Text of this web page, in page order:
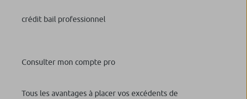
crédit bail professionnel
Consulter mon compte pro
Tous les avantages à placer vos excédents de